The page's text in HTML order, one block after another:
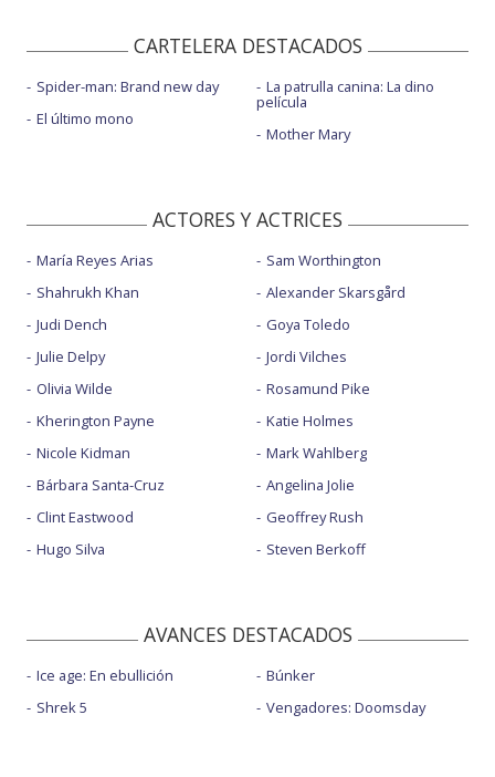
CARTELERA DESTACADOS
Spider-man: Brand new day
El último mono
La patrulla canina: La dino
película
Mother Mary
ACTORES Y ACTRICES
María Reyes Arias
Shahrukh Khan
Judi Dench
Julie Delpy
Olivia Wilde
Kherington Payne
Nicole Kidman
Bárbara Santa-Cruz
Clint Eastwood
Hugo Silva
Sam Worthington
Alexander Skarsgård
Goya Toledo
Jordi Vilches
Rosamund Pike
Katie Holmes
Mark Wahlberg
Angelina Jolie
Geoffrey Rush
Steven Berkoff
AVANCES DESTACADOS
Ice age: En ebullición
Shrek 5
Búnker
Vengadores: Doomsday